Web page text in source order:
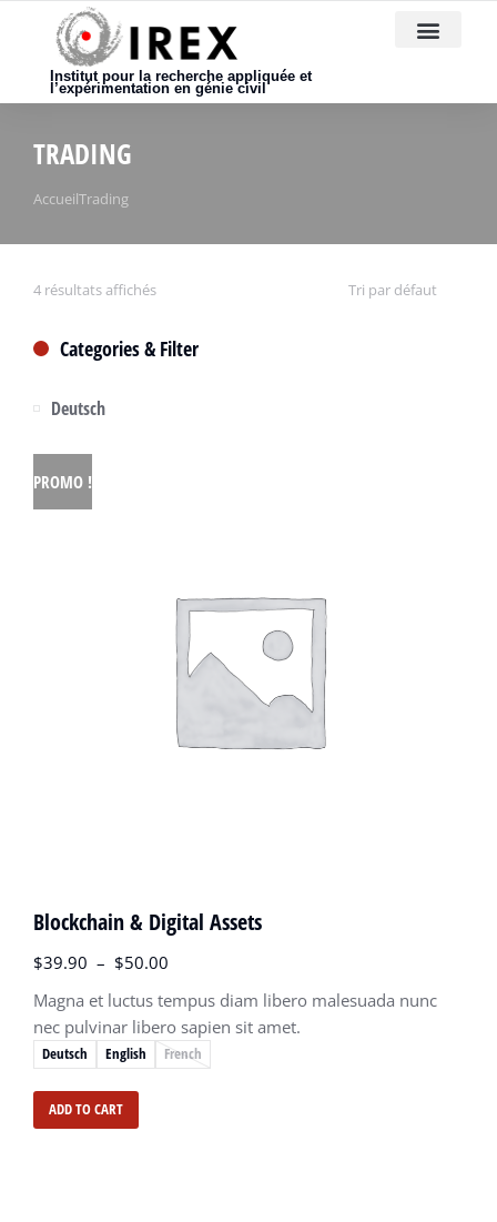
Institut pour la recherche appliquée et
l’expérimentation en génie civil
TRADING
Vous êtes ici :
AccueilTrading
4 résultats affichés
Categories & Filter
Deutsch
PROMO !
Deutsch English French
Blockchain & Digital Assets
$39.90 – $50.00
Magna et luctus tempus diam libero malesuada nunc
nec pulvinar libero sapien sit amet.
ADD TO CART